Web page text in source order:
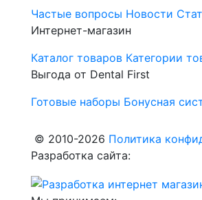
Частые вопросы Новости
Интернет-магазин
Каталог товаров Категории
Выгода от Dental First
Готовые наборы Бонусная
© 2010-2026 Политика
Разработка сайта: